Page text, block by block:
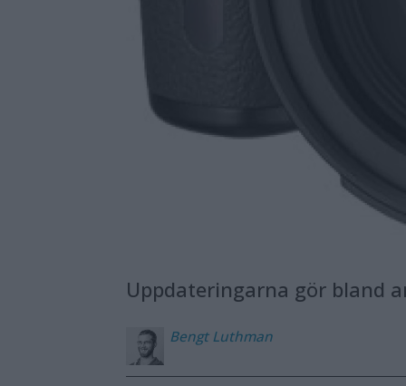
Uppdateringarna gör bland
Bengt Luthman